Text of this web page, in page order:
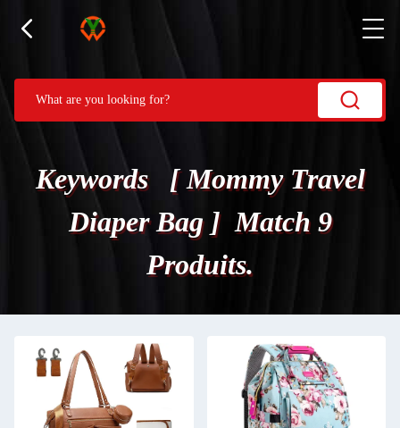
Keywords [ Mommy Travel
Diaper Bag ] Match 9
Produits.